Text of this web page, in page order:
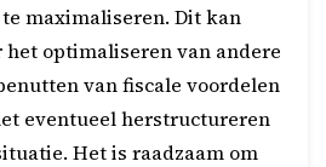
maximaliseren. Dit kan
het optimaliseren van andere
van fiscale voordelen
eventueel herstructureren
Het is raadzaam om